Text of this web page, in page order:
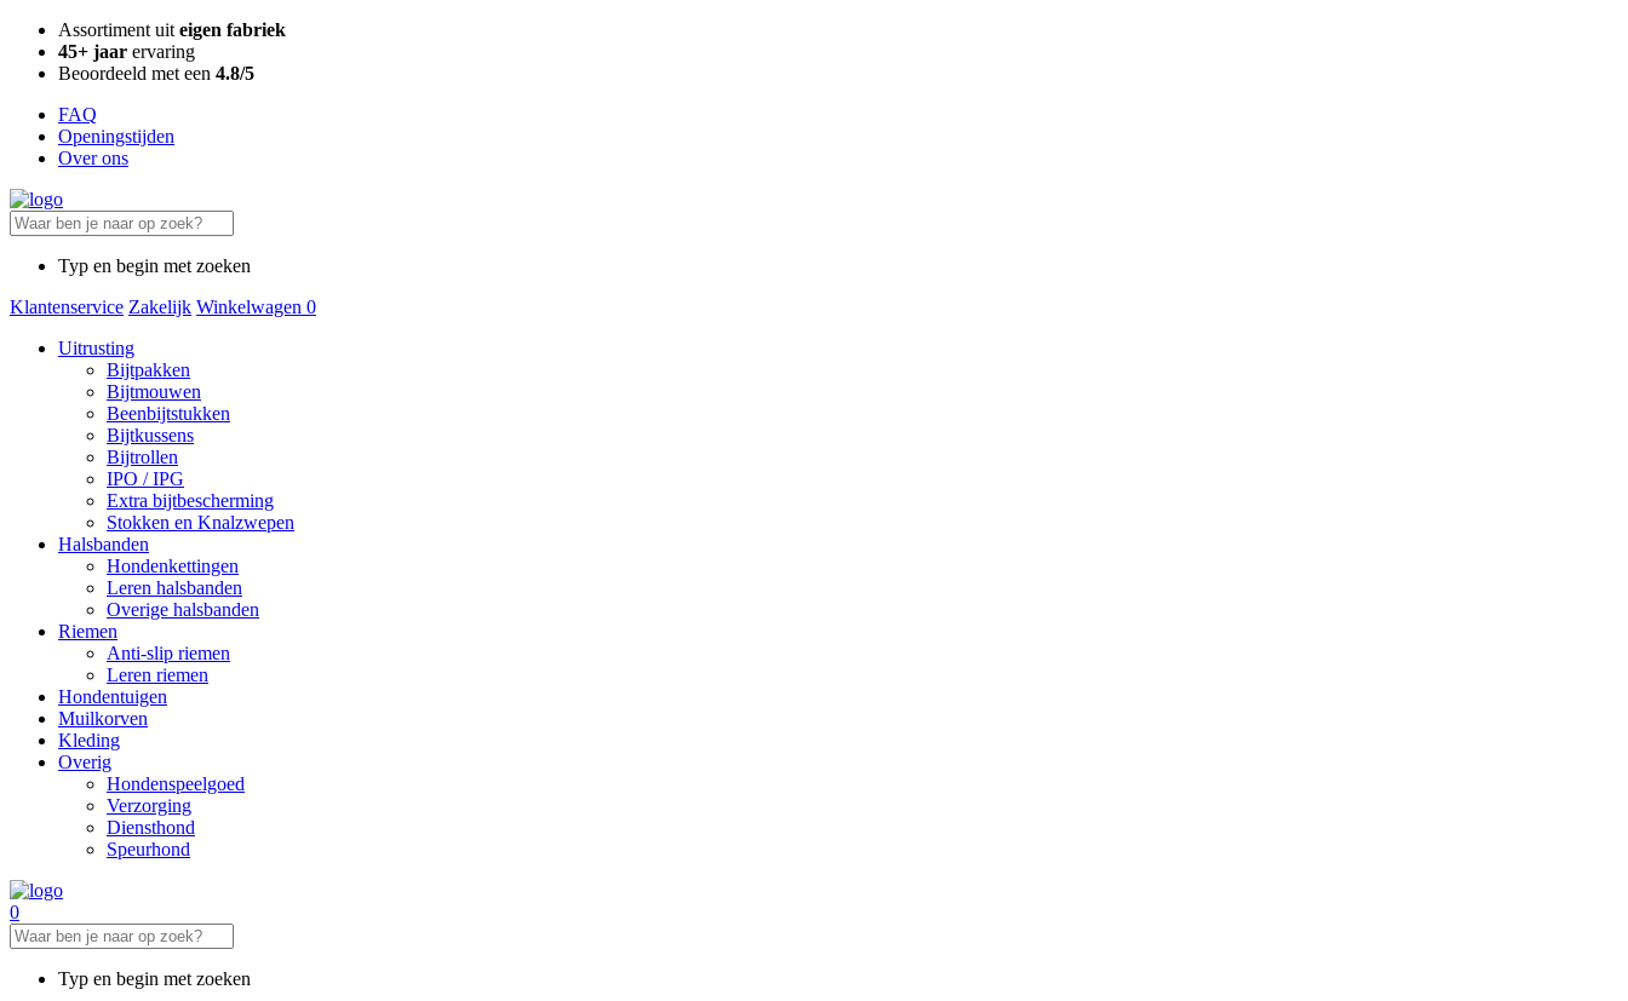
Assortiment uit eigen fabriek
45+ jaar ervaring
Beoordeeld met een 4.8/5
FAQ
Openingstijden
Over ons
Typ en begin met zoeken
Klantenservice Zakelijk Winkelwagen 0
Uitrusting
Bijtpakken
Bijtmouwen
Beenbijtstukken
Bijtkussens
Bijtrollen
IPO / IPG
Extra bijtbescherming
Stokken en Knalzwepen
Halsbanden
Hondenkettingen
Leren halsbanden
Overige halsbanden
Riemen
Anti-slip riemen
Leren riemen
Hondentuigen
Muilkorven
Kleding
Overig
Hondenspeelgoed
Verzorging
Diensthond
Speurhond
0
Typ en begin met zoeken